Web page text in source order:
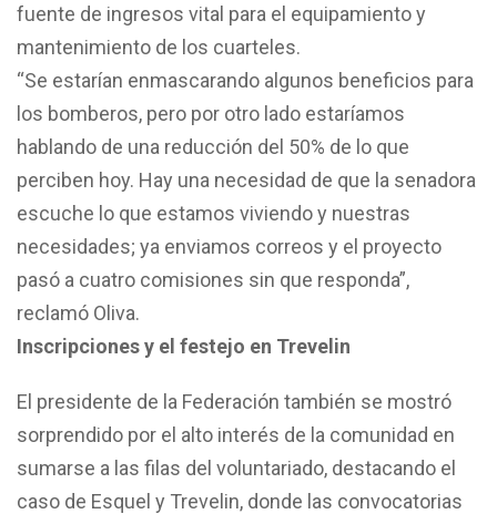
fuente de ingresos vital para el equipamiento y
mantenimiento de los cuarteles.
“Se estarían enmascarando algunos beneficios para
los bomberos, pero por otro lado estaríamos
hablando de una reducción del 50% de lo que
perciben hoy. Hay una necesidad de que la senadora
escuche lo que estamos viviendo y nuestras
necesidades; ya enviamos correos y el proyecto
pasó a cuatro comisiones sin que responda”,
reclamó Oliva.
Inscripciones y el festejo en Trevelin
El presidente de la Federación también se mostró
sorprendido por el alto interés de la comunidad en
sumarse a las filas del voluntariado, destacando el
caso de Esquel y Trevelin, donde las convocatorias